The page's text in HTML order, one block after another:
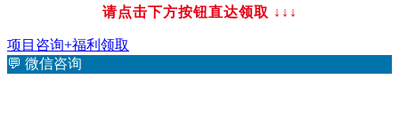
请点击下方按钮直达领取 ↓↓↓
项目咨询+福利领取
💬 微信咨询